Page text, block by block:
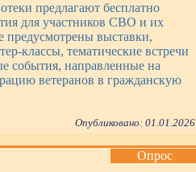
предлагают бесплатно
для участников СВО и их
предусмотрены выставки,
классы, тематические встречи
события, направленные на
ветеранов в гражданскую
Опубликовано: 01.01.2026
Опрос